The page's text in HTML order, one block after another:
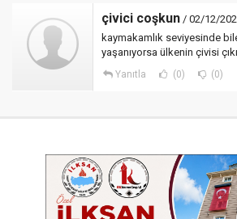
çivici coşkun / 02/12/
kaymakamlık seviyesinde
yaşanıyorsa ülkenin çivisi
Yanıtla (0) (0)